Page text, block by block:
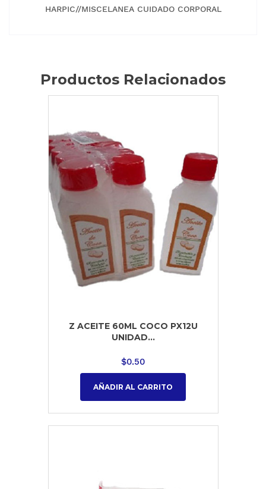
HARPIC//MISCELANEA CUIDADO CORPORAL
Productos Relacionados
Z ACEITE 60ML COCO PX12U
UNIDAD...
$0.50
AÑADIR AL CARRITO